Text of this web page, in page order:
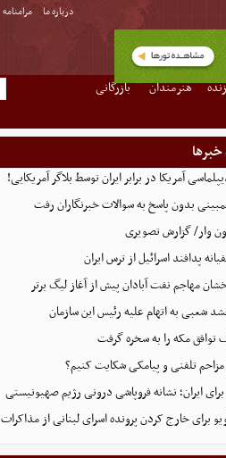
درباره ما مرامنامه
هنرمندان
بازرگانی
آمریکا در برابر ایران توسط بلاگر آمریکایی!
بدون پاسخ به سوالات خبرنگاران رفت
ون وار/ گزارش تصویری
پدافند اسرائیل از ترس ایران
مهاجم نفت آبادان پیش از آغاز لیگ برتر
شعبی به اتهام‌ علیه رئیس این سازمان
توافق مکه را به سخره گرفت
تلفنی و پیامکی شکایت کنیم؟
ایران؛ نشانه فروپاشی درونی رژیم صهیونیستی
برای خارج کردن پرونده اسرای لبنانی از مذاکرات